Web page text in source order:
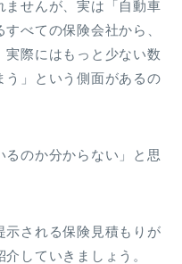
ませんが、実は「自動車
べての保険会社から、
際にはもっと少ない数
う」という側面があるの
るのか分からない」と思
示される保険見積もりが
していきましょう。